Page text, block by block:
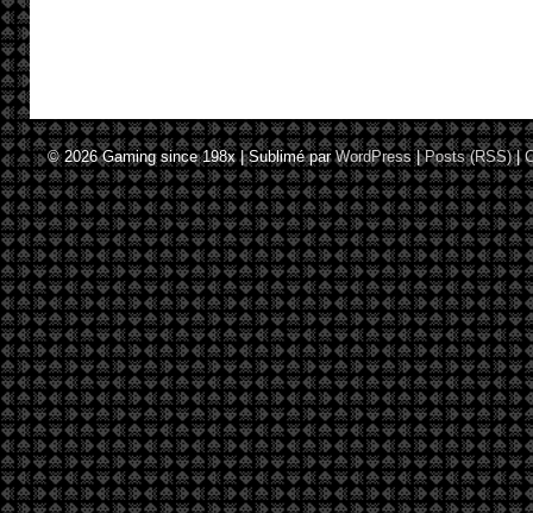
© 2026Gaming since 198x|Sublimé parWordPress |Posts (RSS)|